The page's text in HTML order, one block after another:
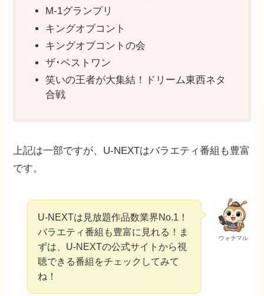
M-1グランプリ
キングオブコント
キングオブコントの会
ザ･ベストワン
笑いの王者が大集結！ドリーム東西ネタ
合戦
上記は一部ですが、U-NEXTはバラエティ番組も豊富
です。
ウォチマル
U-NEXTは見放題作品数業界No.1！
バラエティ番組も豊富に見れる！ま
ずは、U-NEXTの公式サイトから視
聴できる番組をチェックしてみて
ね！